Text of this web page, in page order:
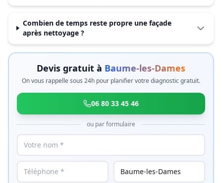
Combien de temps reste propre une façade
après nettoyage ?
Devis gratuit à Baume-les-Dames
On vous rappelle sous 24h pour planifier votre diagnostic gratuit.
06 80 33 45 46
ou par formulaire